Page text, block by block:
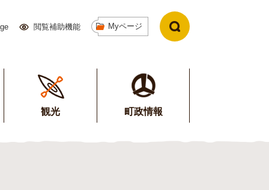
閲覧補助機能 Myページ
観光 町政情報